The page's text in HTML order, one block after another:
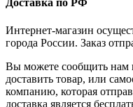
Доставка по РФ
Интернет-магазин
города России. Заказ
Вы можете сообщить нам
доставить товар, или
компанию, которая
доставка является